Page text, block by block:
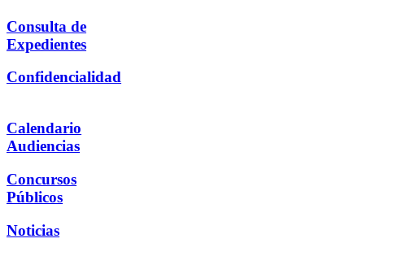
Consulta de
Expedientes
Confidencialidad
Calendario
Audiencias
Concursos
Públicos
Noticias